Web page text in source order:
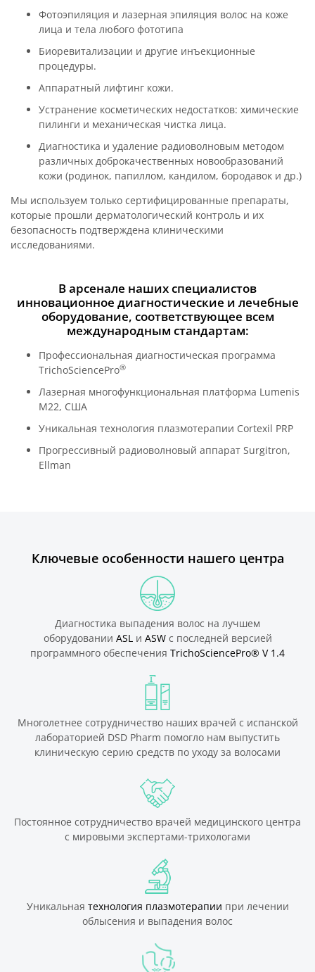
Фотоэпиляция и лазерная эпиляция волос на коже
лица и тела любого фототипа
Биоревитализации и другие инъекционные
процедуры.
Аппаратный лифтинг кожи.
Устранение косметических недостатков: химические
пилинги и механическая чистка лица.
Диагностика и удаление радиоволновым методом
различных доброкачественных новообразований
кожи (родинок, папиллом, кандилом, бородавок и др.)
Мы используем только сертифицированные препараты,
которые прошли дерматологический контроль и их
безопасность подтверждена клиническими
исследованиями.
В арсенале наших специалистов
инновационное диагностические и лечебные
оборудование, соответствующее всем
международным стандартам:
Профессиональная диагностическая программа
TrichoSciencePro®
Лазерная многофункциональная платформа Lumenis
М22, США
Уникальная технология плазмотерапии Cortexil PRP
Прогрессивный радиоволновый аппарат Surgitron,
Ellman
Ключевые особенности нашего центра
Диагностика выпадения волос на лучшем
оборудовании ASLи ASWс последней версией
программного обеспечения TrichoSciencePro® V 1.4
Многолетнее сотрудничество наших врачей с испанской
лабораторией DSD Pharm помогло нам выпустить
клиническую серию средств по уходу за волосами
Постоянное сотрудничество врачей медицинского центра
с мировыми экспертами-трихологами
Уникальная технология плазмотерапии при лечении
облысения и выпадения волос